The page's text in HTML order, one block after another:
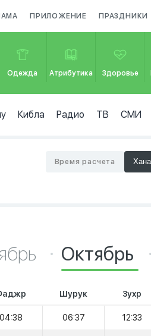
ПРИЛОЖЕНИЕ ПРАЗДНИКИ
Одежда Атрибутика Здоровье
Кибла Радио ТВ СМИ
Время расчета
Октябрь
Шурук Зухр
04:38 06:37 12:33